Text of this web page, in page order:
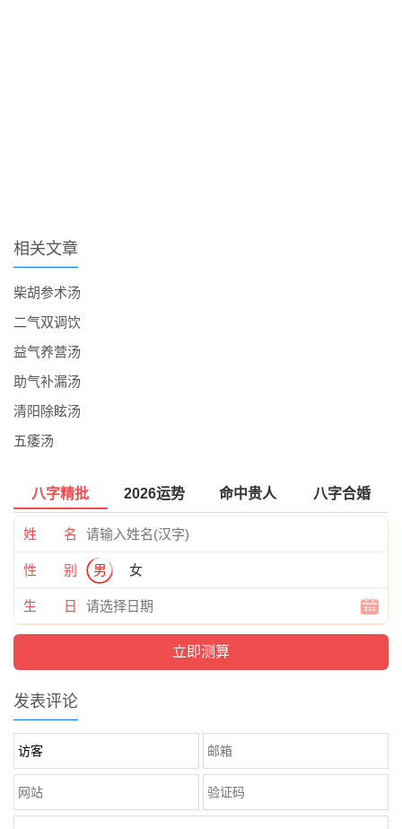
相关文章
柴胡参术汤
二气双调饮
益气养营汤
助气补漏汤
清阳除眩汤
五痿汤
八字精批 2026运势 命中贵人 八字合婚
姓 名
性 别 男 女
生 日
发表评论